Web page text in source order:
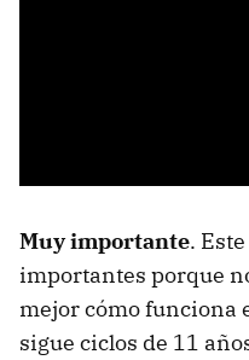
Muy importante.
importantes porque
mejor cómo funciona
sigue ciclos de 11